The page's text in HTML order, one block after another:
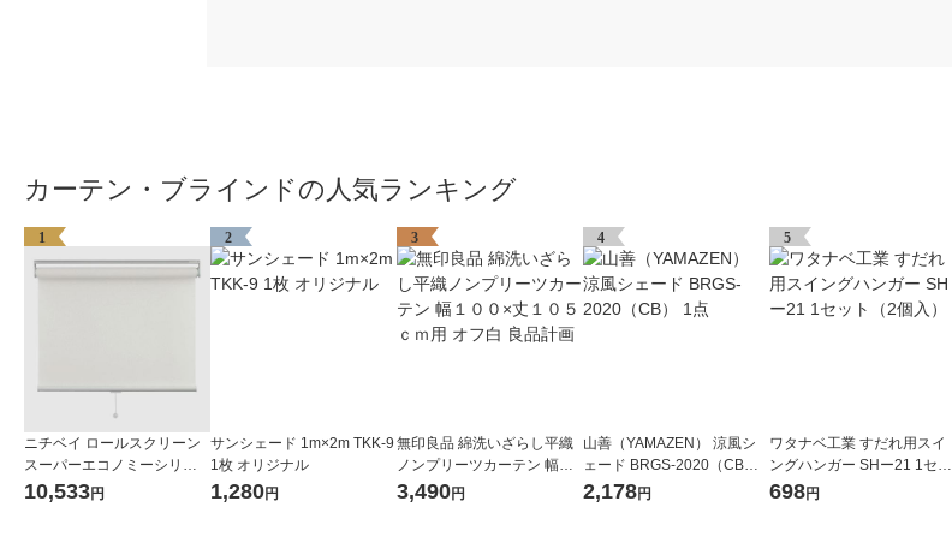
カーテン・ブラインドの人気ランキング
1
ニチベイ ロールスクリーン
スーパーエコノミーシリー
ズ 幅1820mm×高さ2600mm
10,533円
2
サンシェード 1m×2m TKK-9
1枚 オリジナル
1,280円
3
無印良品 綿洗いざらし平織
ノンプリーツカーテン 幅１
００×丈１０５ｃｍ用 オフ白
3,490円
4
山善（YAMAZEN） 涼風シ
ェード BRGS-2020（CB）
1点
2,178円
5
ワタナベ工業 すだれ用スイ
ングハンガー SHー21 1セッ
ト（2個入）
698円